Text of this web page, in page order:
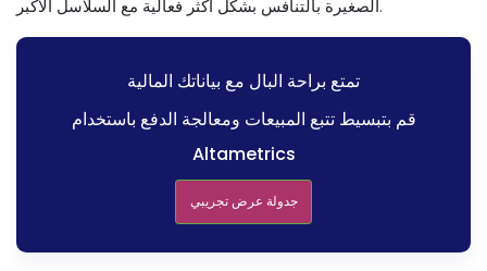
الصغيرة بالتنافس بشكل أكثر فعالية مع السلاسل الأكبر.
تمتع براحة البال مع بياناتك المالية
قم بتبسيط تتبع المبيعات ومعالجة الدفع باستخدام
Altametrics
جدولة عرض تجريبي